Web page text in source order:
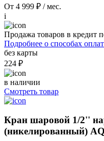
От 4 999 ₽ / мес.
i
Продажа товаров в кредит
Подробнее о способах
без карты
224 ₽
в наличии
Смотреть товар
Кран шаровой 1/2''
(никелированный)